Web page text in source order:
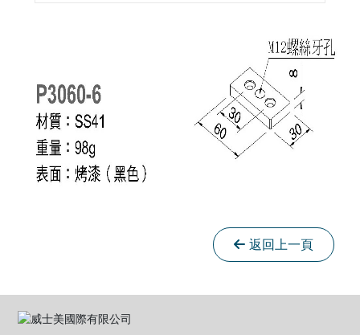
返回上一頁